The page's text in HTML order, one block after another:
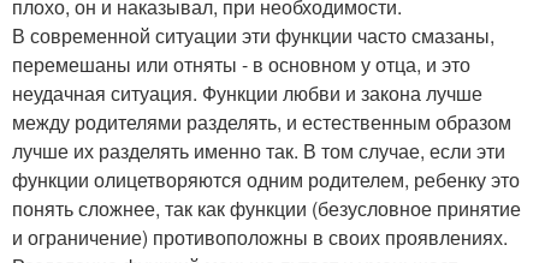
плохо, он и наказывал, при необходимости.
В современной ситуации эти функции часто смазаны,
перемешаны или отняты - в основном у отца, и это
неудачная ситуация. Функции любви и закона лучше
между родителями разделять, и естественным образом
лучше их разделять именно так. В том случае, если эти
функции олицетворяются одним родителем, ребенку это
понять сложнее, так как функции (безусловное принятие
и ограничение) противоположны в своих проявлениях.